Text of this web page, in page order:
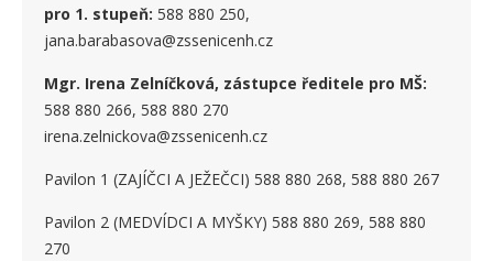
pro 1. stupeň: 588 880 250,
jana.barabasova@zssenicenh.cz
Mgr. Irena Zelníčková, zástupce ředitele pro MŠ:
588 880 266, 588 880 270
irena.zelnickova@zssenicenh.cz
Pavilon 1 (ZAJÍČCI A JEŽEČCI) 588 880 268, 588 880 267
Pavilon 2 (MEDVÍDCI A MYŠKY) 588 880 269, 588 880
270